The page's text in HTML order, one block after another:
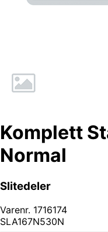
Komplett
Normal
Slitedeler
Varenr. 1716174
SLA167N530N